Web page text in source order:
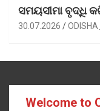
ସମୟସୀମା ବୃଦ୍ଧି
30.07.2026
Welcome to